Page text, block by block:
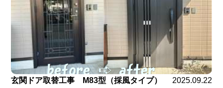
玄関ドア取替工事 M83型（採風タイプ）
2025.09.22